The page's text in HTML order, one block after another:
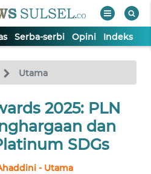
Serba-serbi Opini Indeks
Utama
2025: PLN
dan
SDGs
- Utama